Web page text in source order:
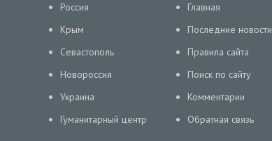
Россия
Крым
Севастополь
Новороссия
Украина
Гуманитарный центр
Главная
Последние новости
Правила сайта
Поиск по сайту
Комментарии
Обратная связь